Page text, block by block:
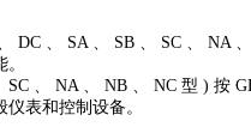
、 SA 、 SB 、 SC 、 NA
SC 、 NA 、 NB 、 NC 型 ) 按
表和控制设备。